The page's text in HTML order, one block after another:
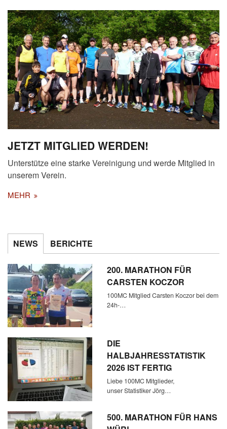
JETZT MITGLIED WERDEN!
Unterstütze eine starke Vereinigung und werde Mitglied in
unserem Verein.
MEHR
NEWS BERICHTE
200. MARATHON FÜR
CARSTEN KOCZOR
100MC Mitglied Carsten Koczor bei dem
24h-…
DIE
HALBJAHRESSTATISTIK
2026 IST FERTIG
Liebe 100MC Mitglieder,
unser Statistiker Jörg…
500. MARATHON FÜR HANS